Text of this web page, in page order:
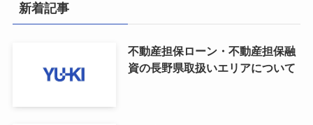
新着記事
不動産担保ローン・不動産担保融
資の長野県取扱いエリアについて